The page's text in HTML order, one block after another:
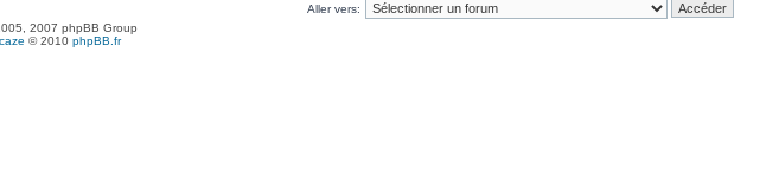
Aller vers:
2007 phpBB Group
© 2010 phpBB.fr